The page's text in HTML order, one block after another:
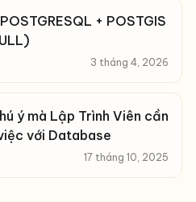
+ POSTGIS
3 tháng 4, 2026
ý mà Lập Trình Viên cần
với Database
17 tháng 10, 2025